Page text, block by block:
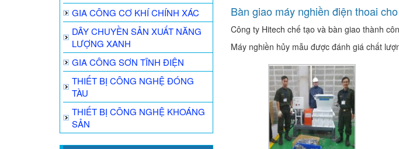
GIA CÔNG CƠ KHÍ CHÍNH XÁC
DÂY CHUYỀN SẢN XUẤT NĂNG
LƯỢNG XANH
GIA CÔNG SƠN TĨNH ĐIỆN
THIẾT BỊ CÔNG NGHỆ ĐÓNG
TÀU
THIẾT BỊ CÔNG NGHỆ KHOÁNG
SẢN
Bàn giao máy nghiền điện thoai
Công ty Hitech chế tạo và bàn giao thành
Máy nghiền hủy mẫu được đánh giá chất